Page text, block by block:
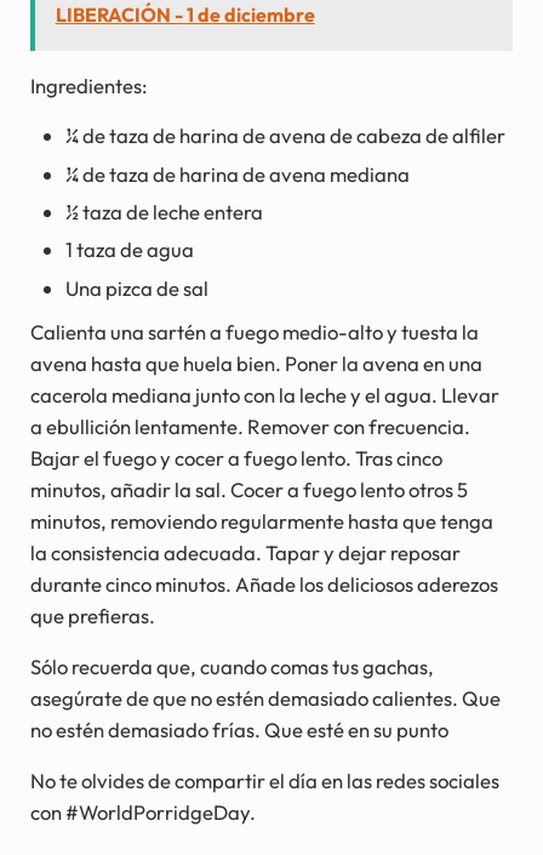
LIBERACIÓN - 1 de diciembre
Ingredientes:
¼ de taza de harina de avena de cabeza de alfiler
¼ de taza de harina de avena mediana
½ taza de leche entera
1 taza de agua
Una pizca de sal
Calienta una sartén a fuego medio-alto y tuesta la
avena hasta que huela bien. Poner la avena en una
cacerola mediana junto con la leche y el agua. Llevar
a ebullición lentamente. Remover con frecuencia.
Bajar el fuego y cocer a fuego lento. Tras cinco
minutos, añadir la sal. Cocer a fuego lento otros 5
minutos, removiendo regularmente hasta que tenga
la consistencia adecuada. Tapar y dejar reposar
durante cinco minutos. Añade los deliciosos aderezos
que prefieras.
Sólo recuerda que, cuando comas tus gachas,
asegúrate de que no estén demasiado calientes. Que
no estén demasiado frías. Que esté en su punto
No te olvides de compartir el día en las redes sociales
con #WorldPorridgeDay.